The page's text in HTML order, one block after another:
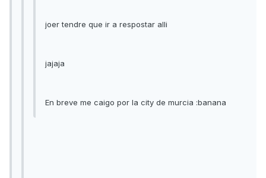
joer tendre que ir a respostar alli
jajaja
En breve me caigo por la city de murcia :banana